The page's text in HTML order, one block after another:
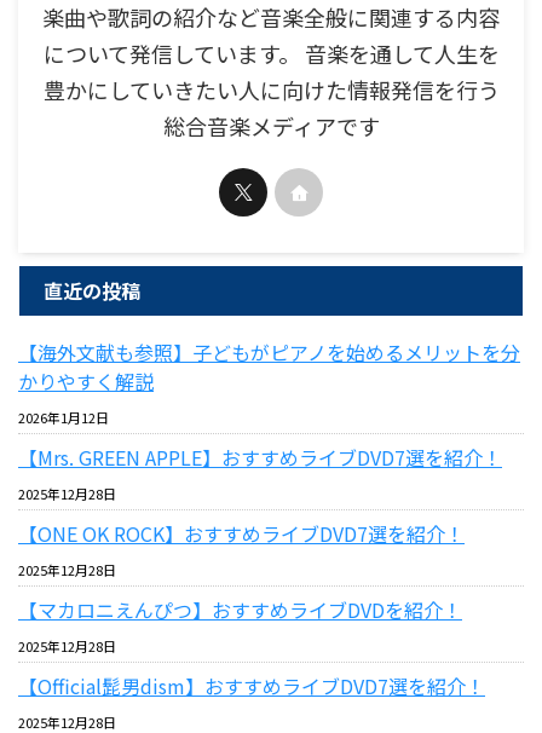
楽曲や歌詞の紹介など音楽全般に関連する内容
について発信しています。 音楽を通して人生を
豊かにしていきたい人に向けた情報発信を行う
総合音楽メディアです
直近の投稿
【海外文献も参照】子どもがピアノを始めるメリットを分
かりやすく解説
2026年1月12日
【Mrs. GREEN APPLE】おすすめライブDVD7選を紹介！
2025年12月28日
【ONE OK ROCK】おすすめライブDVD7選を紹介！
2025年12月28日
【マカロニえんぴつ】おすすめライブDVDを紹介！
2025年12月28日
【Official髭男dism】おすすめライブDVD7選を紹介！
2025年12月28日